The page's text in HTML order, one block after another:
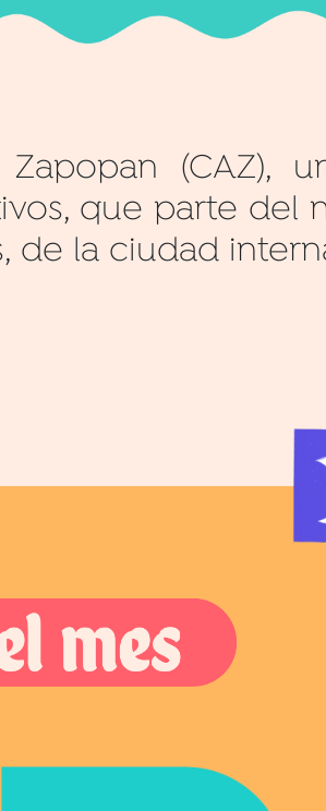
(CAZ),
que parte del
de la ciudad